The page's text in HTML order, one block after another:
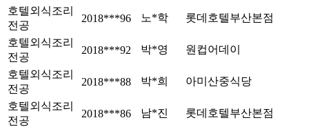
호텔외식조리
전공
2018***96 노*학 롯데호텔부산본점
호텔외식조리
전공
2018***92 박*영 원컵어데이
호텔외식조리
전공
2018***88 박*희 아미산중식당
호텔외식조리
전공
2018***86 남*진 롯데호텔부산본점